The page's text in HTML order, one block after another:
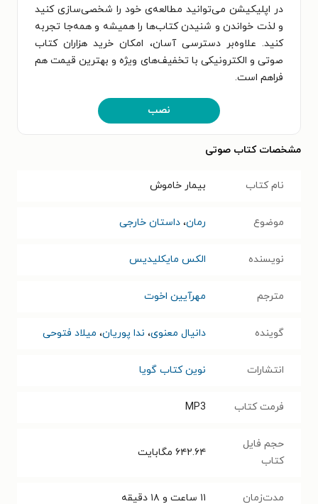
در اپلیکیشن می‌توانید مطالعه‌ی خود را شخصی‌سازی کنید
و لذت خواندن و شنیدن کتاب‌ها را همیشه و همه‌جا تجربه
کنید. علاوه‌بر دسترسی آسان، امکان خرید هزاران کتاب
صوتی و الکترونیکی با تخفیف‌های ویژه و بهترین قیمت هم
فراهم است.
نصب
مشخصات کتاب صوتی
نام کتاب بیمار خاموش
موضوع رمان، داستان خارجی
نویسنده الکس مایکلیدیس
مترجم مهرآیین اخوت
گوینده دانیال معنوی، ندا پوریان، میلاد فتوحی
انتشارات نوین کتاب گویا
فرمت کتاب MP3
حجم فایل
کتاب
۶۴۲.۶۴ مگابایت
مدت‌زمان ۱۱ ساعت و ۱۸ دقیقه